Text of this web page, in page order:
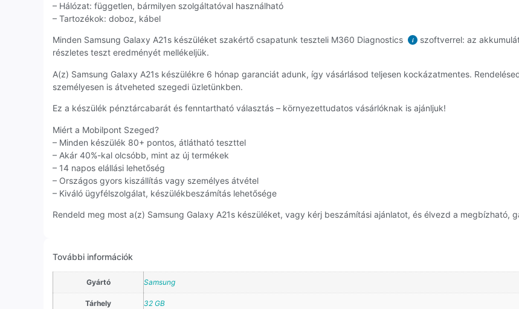
– Hálózat: független, bármilyen szolgáltatóval használható
– Tartozékok: doboz, kábel
Minden Samsung Galaxy A21s készüléket szakértő csapatunk teszteli M360 Diagnostics i
szoftverrel: az
részletes teszt eredményét mellékeljük.
A(z) Samsung Galaxy A21s készülékre 6 hónap garanciát adunk, így vásárlásod teljesen kockázatmentes.
személyesen is átveheted szegedi üzletünkben.
Ez a készülék pénztárcabarát és fenntartható választás – környezettudatos vásárlóknak is ajánljuk!
Miért a Mobilpont Szeged?
– Minden készülék 80+ pontos, átlátható teszttel
– Akár 40%-kal olcsóbb, mint az új termékek
– 14 napos elállási lehetőség
– Országos gyors kiszállítás vagy személyes átvétel
– Kiváló ügyfélszolgálat, készülékbeszámítás lehetősége
Rendeld meg most a(z) Samsung Galaxy A21s készüléket, vagy kérj beszámítási ajánlatot, és élvezd a megbízható,
További információk
Gyártó Samsung
Tárhely 32 GB